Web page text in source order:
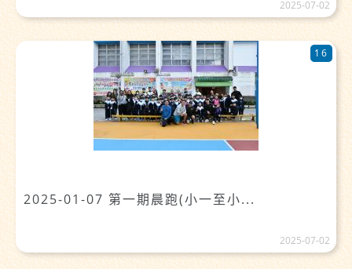
2025-07-02
2025-01-07 第一期晨跑(小一至小...
16
2025-07-02